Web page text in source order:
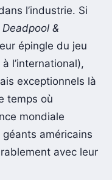
l’industrie. Si
Deadpool &
épingle du jeu
l’international),
exceptionnels là
temps où
mondiale
géants américains
avec leur